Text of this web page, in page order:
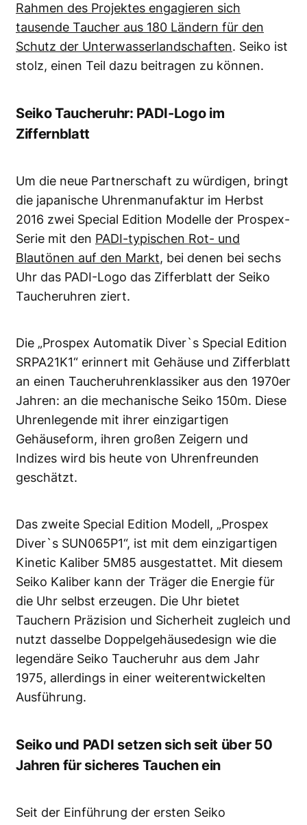
Rahmen des Projektes engagieren sich
tausende Taucher aus 180 Ländern für den
Schutz der Unterwasserlandschaften. Seiko ist
stolz, einen Teil dazu beitragen zu können.
Seiko Taucheruhr: PADI-Logo im
Ziffernblatt
Um die neue Partnerschaft zu würdigen, bringt
die japanische Uhrenmanufaktur im Herbst
2016 zwei Special Edition Modelle der Prospex-
Serie mit den PADI-typischen Rot- und
Blautönen auf den Markt, bei denen bei sechs
Uhr das PADI-Logo das Zifferblatt der Seiko
Taucheruhren ziert.
Die „Prospex Automatik Diver`s Special Edition
SRPA21K1“ erinnert mit Gehäuse und Zifferblatt
an einen Taucheruhrenklassiker aus den 1970er
Jahren: an die mechanische Seiko 150m. Diese
Uhrenlegende mit ihrer einzigartigen
Gehäuseform, ihren großen Zeigern und
Indizes wird bis heute von Uhrenfreunden
geschätzt.
Das zweite Special Edition Modell, „Prospex
Diver`s SUN065P1“, ist mit dem einzigartigen
Kinetic Kaliber 5M85 ausgestattet. Mit diesem
Seiko Kaliber kann der Träger die Energie für
die Uhr selbst erzeugen. Die Uhr bietet
Tauchern Präzision und Sicherheit zugleich und
nutzt dasselbe Doppelgehäusedesign wie die
legendäre Seiko Taucheruhr aus dem Jahr
1975, allerdings in einer weiterentwickelten
Ausführung.
Seiko und PADI setzen sich seit über 50
Jahren für sicheres Tauchen ein
Seit der Einführung der ersten Seiko